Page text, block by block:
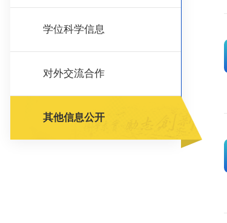
学位科学信息
对外交流合作
其他信息公开